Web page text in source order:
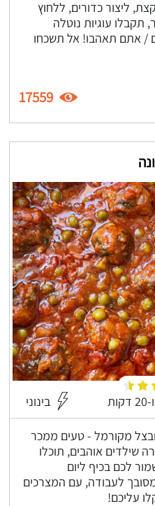
ליצור כדורים, ללחוץ
עוגיות נוטלה
/ אתם תאהבו! אל תשכחו
17559
בינוני
ובצל מקורמל - טעים ממכר
שילדים אוהבים, תוכלו
לכם בכיף ליום
לעבודה, עם המצרכים
עליכם!